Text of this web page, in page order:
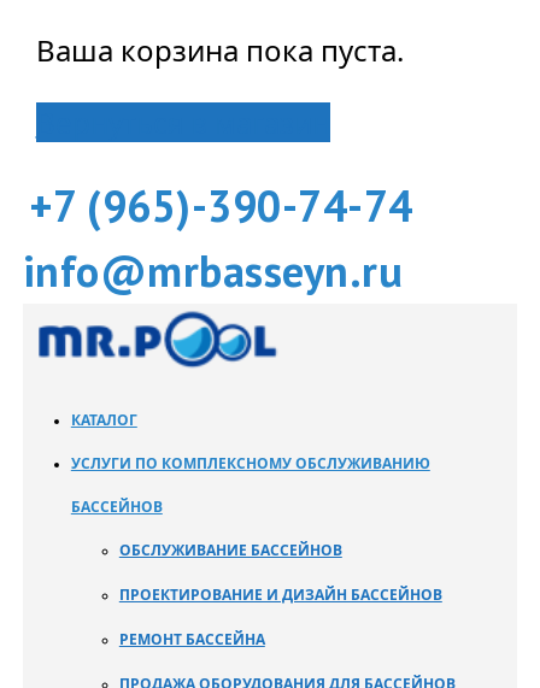
Ваша корзина пока пуста.
+7 (965)-390-74-74
info@mrbasseyn.ru
КАТАЛОГ
УСЛУГИ ПО КОМПЛЕКСНОМУ ОБСЛУЖИВАНИЮ
БАССЕЙНОВ
ОБСЛУЖИВАНИЕ БАССЕЙНОВ
ПРОЕКТИРОВАНИЕ И ДИЗАЙН БАССЕЙНОВ
РЕМОНТ БАССЕЙНА
ПРОДАЖА ОБОРУДОВАНИЯ ДЛЯ БАССЕЙНОВ